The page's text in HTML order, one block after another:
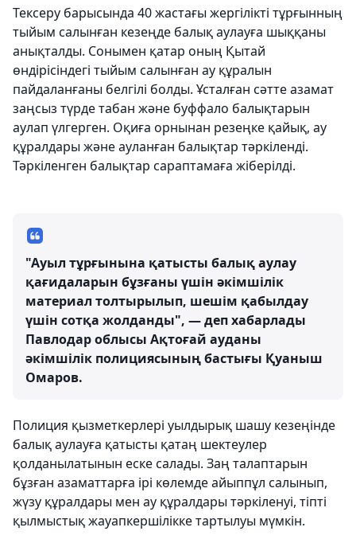
Тексеру барысында 40 жастағы жергілікті тұрғынның
тыйым салынған кезеңде балық аулауға шыққаны
анықталды. Сонымен қатар оның Қытай
өндірісіндегі тыйым салынған ау құралын
пайдаланғаны белгілі болды. Ұсталған сәтте азамат
заңсыз түрде табан және буффало балықтарын
аулап үлгерген. Оқиға орнынан резеңке қайық, ау
құралдары және ауланған балықтар тәркіленді.
Тәркіленген балықтар сараптамаға жіберілді.
"Ауыл тұрғынына қатысты балық аулау
қағидаларын бұзғаны үшін әкімшілік
материал толтырылып, шешім қабылдау
үшін сотқа жолданды", — деп хабарлады
Павлодар облысы Ақтоғай ауданы
әкімшілік полициясының бастығы Қуаныш
Омаров.
Полиция қызметкерлері уылдырық шашу кезеңінде
балық аулауға қатысты қатаң шектеулер
қолданылатынын еске салады. Заң талаптарын
бұзған азаматтарға ірі көлемде айыппұл салынып,
жүзу құралдары мен ау құралдары тәркіленуі, тіпті
қылмыстық жауапкершілікке тартылуы мүмкін.